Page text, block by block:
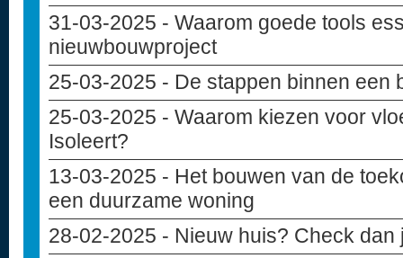
31-03-2025 - Waarom goede tools
nieuwbouwproject
25-03-2025 - De stappen binnen een
25-03-2025 - Waarom kiezen voor
Isoleert?
13-03-2025 - Het bouwen van de
een duurzame woning
28-02-2025 - Nieuw huis? Check